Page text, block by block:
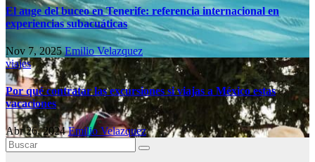
El auge del buceo en Tenerife: referencia internacional en
experiencias subacuáticas
Nov 7, 2025Emilio Velazquez
viajes
Por qué contratar las excursiones si viajas a México estas
vacaciones
Abr 26, 2024Emilio Velazquez